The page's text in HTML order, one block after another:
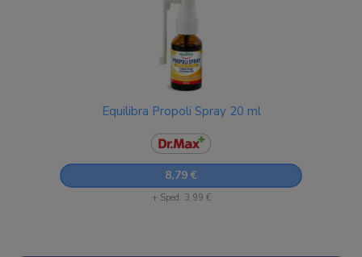
Equilibra Propoli Spray 20 ml
8,79 €
+ Sped. 3,99 €